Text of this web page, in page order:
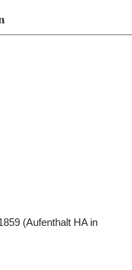
(Aufenthalt HA in